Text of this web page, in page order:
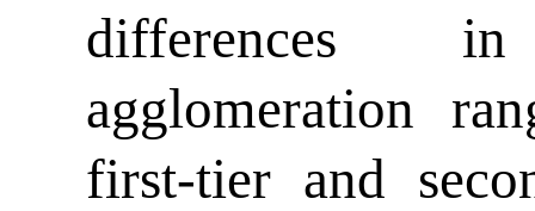
differences
agglomeration
first-tier and